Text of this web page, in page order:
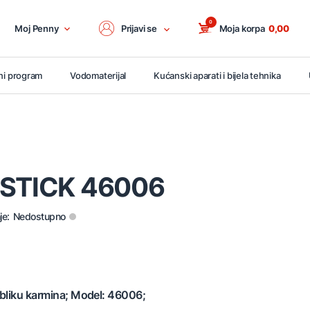
Moj Penny Prijavi se Moja korpa
0
0,00
program Vodomaterijal Kućanski aparati i bijela tehnika
46006
Nedostupno
karmina; Model: 46006;